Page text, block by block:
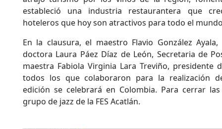
estableció una industria restaurantera que
hoteleros que hoy son atractivos para todo el
En la clausura, el maestro Flavio González
doctora Laura Páez Díaz de León, Secretaria de
maestra Fabiola Virginia Lara Treviño, presidente
todos los que colaboraron para la realización
edición se celebrará en Colombia. Para cerrar
grupo de jazz de la FES Acatlán.